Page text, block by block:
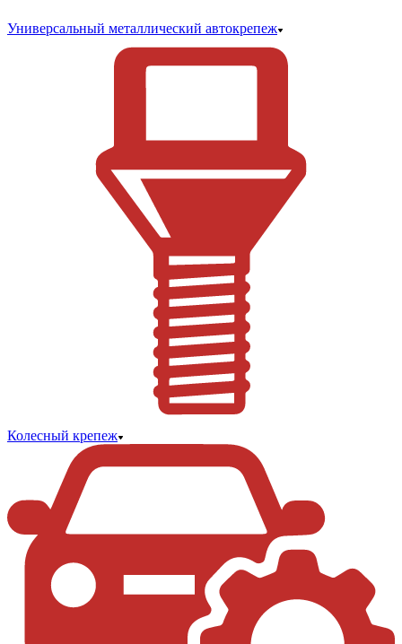
Универсальный металлический автокрепеж
Колесный крепеж